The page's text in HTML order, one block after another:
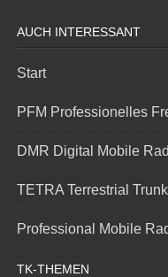
AUCH INTERESSANT
Start
PFM Professionelles
DMR Digital Mobile
TETRA Terrestrial
Professional Mobile
TK-THEMEN